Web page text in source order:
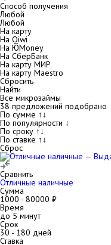
Способ получения
Любой
Любой
На карту
На Qiwi
На ЮMoney
На СберБанк
На карту МИР
На карту Maestro
Сбросить
Найти
Все микрозаймы
38 предложений подобрано
По сумме ↑↓
По популярности ↓
По сроку ↑↓
По ставке ↑↓
Сброс
Сравнить
Отличные наличные
Сумма
1000 - 80000 ₽
Время
до 5 минут
Срок
30 - 180 дней
Ставка